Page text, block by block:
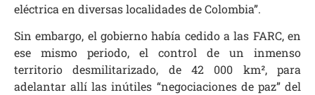
eléctrica en diversas localidades de Colombia”.
Sin embargo, el gobierno había cedido a las FARC, en
ese mismo periodo, el control de un inmenso
territorio desmilitarizado, de 42 000 km², para
adelantar allí las inútiles “negociaciones de paz” del